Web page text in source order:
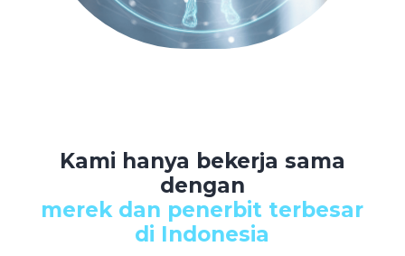
Kami hanya bekerja sama
dengan
merek dan penerbit terbesar
di Indonesia